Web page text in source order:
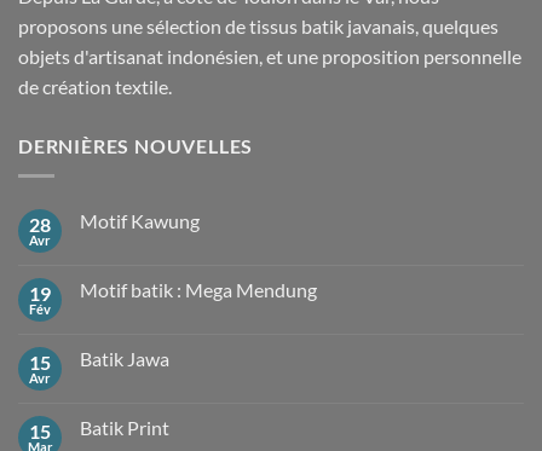
proposons une sélection de tissus batik javanais, quelques
objets d'artisanat indonésien, et une proposition personnelle
de création textile.
DERNIÈRES NOUVELLES
28
Avr
Motif Kawung
Motif
19
Fév
Motif batik : Mega Mendung
Motif
Mendung
15
Avr
Batik Jawa
Batik
15
Mar
Batik Print